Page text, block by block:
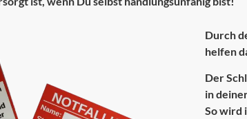
Durch
helfen
Der
in
So wird